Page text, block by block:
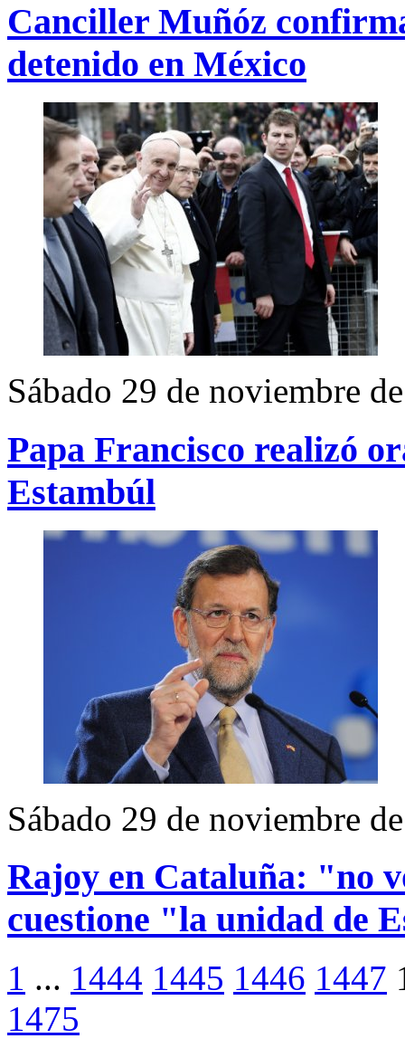
Canciller Muñóz
detenido en México
Sábado 29 de noviembre
Papa Francisco realizó
Estambúl
Sábado 29 de noviembre
Rajoy en Cataluña: "no
cuestione "la unidad de
1 ... 1444 1445 1446 1447
1475